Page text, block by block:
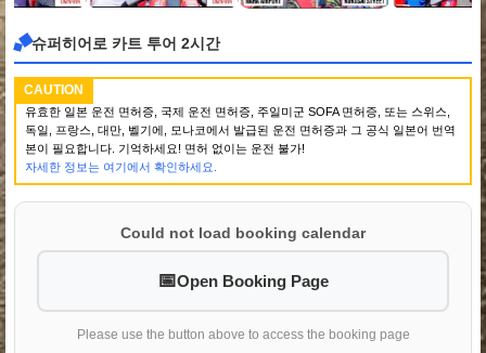
슈퍼히어로 카트 투어 2시간
CAUTION
유효한 일본 운전 면허증, 국제 운전 면허증, 주일미군 SOFA 면허증, 또는 스위스,
독일, 프랑스, 대만, 벨기에, 모나코에서 발급된 운전 면허증과 그 공식 일본어 번역
본이 필요합니다. 기억하세요! 면허 없이는 운전 불가!
자세한 정보는 여기에서 확인하세요.
Could not load booking calendar
Open Booking Page
Please use the button above to access the booking page